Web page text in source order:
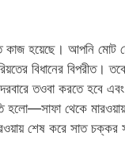
কাজ হয়েছে। আপনি
বিধানের
তওবা করতে হবে
হলো—সাফা থেকে
শেষ করে সাত